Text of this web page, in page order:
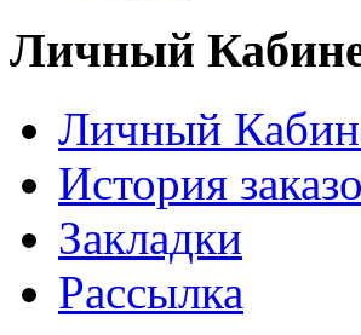
Личный
Личный
История
Закладки
Рассылка